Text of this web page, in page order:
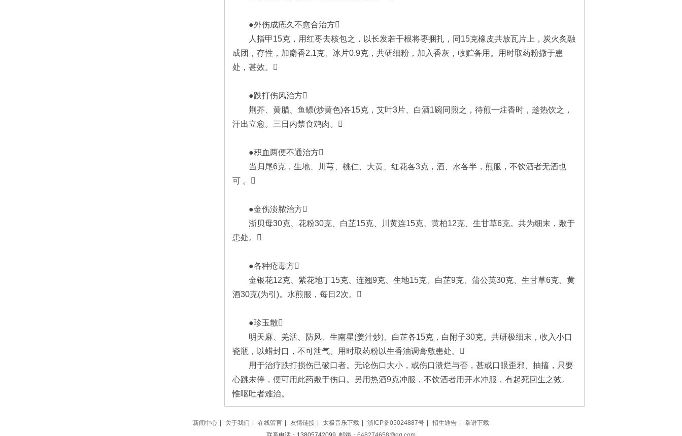
●外伤成疮久不愈合治方
人指甲15克，用红枣去核包之，以长发若干根将枣捆扎，同15克橡皮共放瓦片上，炭火炙融
成团，存性，加麝香2.1克、冰片0.9克，共研细粉，加入香灰，收贮备用。用时取药粉撒于患
处，甚效。
●跌打伤风治方
荆芥、黄腊、鱼鳔(炒黄色)各15克，艾叶3片、白酒1碗同煎之，待煎一炷香时，趁热饮之，
汗出立愈。三日内禁食鸡肉。
●积血两便不通治方
当归尾6克，生地、川芎、桃仁、大黄、红花各3克，酒、水各半，煎服，不饮酒者无酒也
可 。
●金伤溃脓治方
浙贝母30克、花粉30克、白芷15克、川黄连15克、黄柏12克、生甘草6克。共为细末，敷于
患处。
●各种疮毒方
金银花12克、紫花地丁15克、连翘9克、生地15克、白芷9克、蒲公英30克、生甘草6克、黄
酒30克(为引)。水煎服，每日2次。
●珍玉散
明天麻、羌活、防风、生南星(姜汁炒)、白芷各15克，白附子30克。共研极细末，收入小口
瓷瓶，以蜡封口，不可泄气。用时取药粉以生香油调膏敷患处。
用于治疗跌打损伤已破口者。无论伤口大小，或伤口溃烂与否，甚或口眼歪邪、抽搐，只要
心跳未停，便可用此药敷于伤口。另用热酒9克冲服，不饮酒者用开水冲服，有起死回生之效。
惟呕吐者难治。
新闻中心 关于我们 在线留言 友情链接 太极音乐下载 浙ICP备05024887号 招生通告
拳谱下载